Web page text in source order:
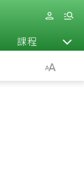
課程 退休